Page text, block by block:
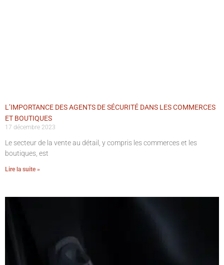
L’IMPORTANCE DES AGENTS DE SÉCURITÉ DANS LES COMMERCES
ET BOUTIQUES
17 décembre 2023
Le secteur de la vente au détail, y compris les commerces et les
boutiques, est
Lire la suite »